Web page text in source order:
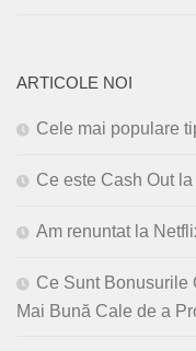
ARTICOLE NOI
Cele mai populare
Ce este Cash Out
Am renuntat la
Ce Sunt Bonusurile
Mai Bună Cale de a